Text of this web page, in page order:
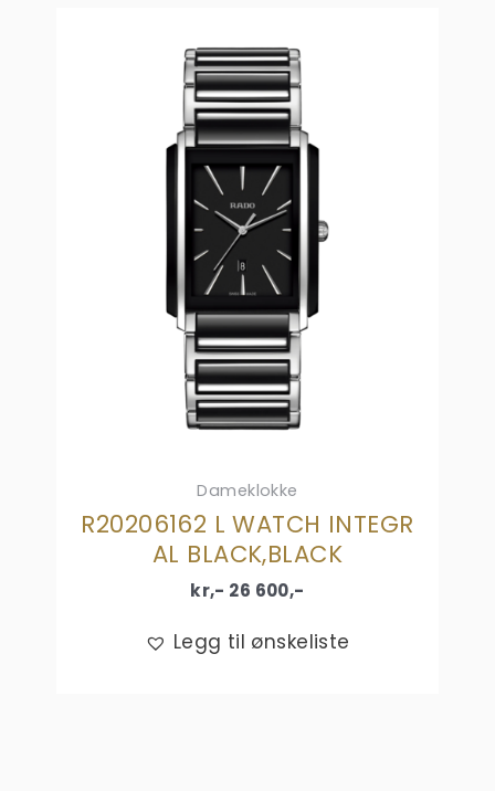
Dameklokke
R20206162 L WATCH INTEGR
AL BLACK,BLACK
kr,- 26 600,-
Legg til ønskeliste